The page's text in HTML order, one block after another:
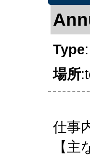
Type
場所
仕事
【主